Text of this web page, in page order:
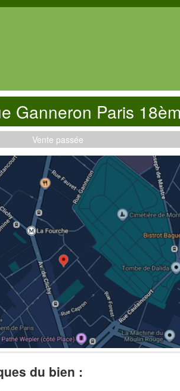
Ganneron Paris
Vente passée
du bien :